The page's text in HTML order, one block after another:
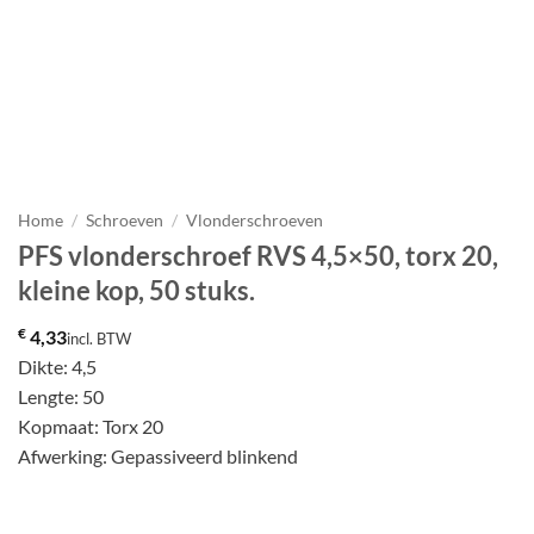
Home / Schroeven / Vlonderschroeven
PFS vlonderschroef RVS 4,5×50, torx 20,
kleine kop, 50 stuks.
€ 4,33incl. BTW
Dikte: 4,5
Lengte: 50
Kopmaat: Torx 20
Afwerking: Gepassiveerd blinkend